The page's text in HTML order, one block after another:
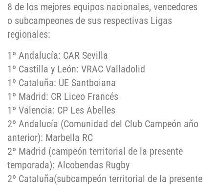
8 de los mejores equipos nacionales, vencedores
o subcampeones de sus respectivas Ligas
regionales:
1º Andalucía: CAR Sevilla
1º Castilla y León: VRAC Valladolid
1º Cataluña: UE Santboiana
1º Madrid: CR Liceo Francés
1º Valencia: CP Les Abelles
2º Andalucía (Comunidad del Club Campeón año
anterior): Marbella RC
2º Madrid (campeón territorial de la presente
temporada): Alcobendas Rugby
2º Cataluña(subcampeón territorial de la presente